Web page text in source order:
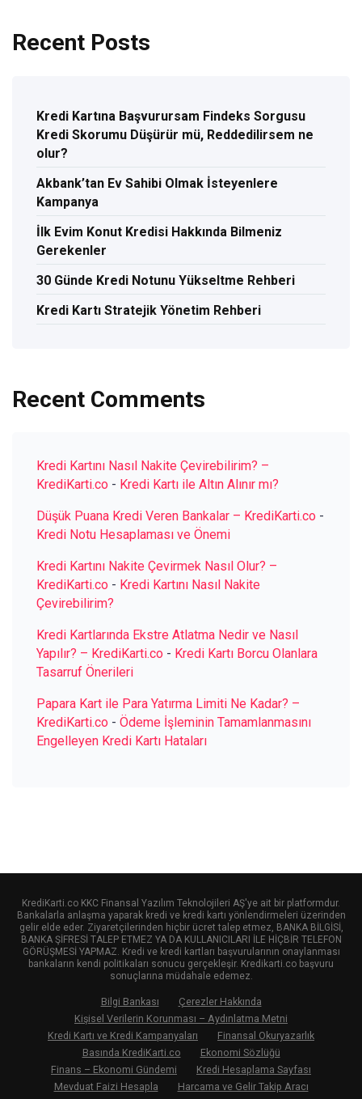
Recent Posts
Kredi Kartına Başvurursam Findeks Sorgusu
Kredi Skorumu Düşürür mü, Reddedilirsem ne
olur?
Akbank’tan Ev Sahibi Olmak İsteyenlere
Kampanya
İlk Evim Konut Kredisi Hakkında Bilmeniz
Gerekenler
30 Günde Kredi Notunu Yükseltme Rehberi
Kredi Kartı Stratejik Yönetim Rehberi
Recent Comments
Kredi Kartını Nasıl Nakite Çevirebilirim? –
KrediKarti.co - Kredi Kartı ile Altın Alınır mı?
Düşük Puana Kredi Veren Bankalar – KrediKarti.co -
Kredi Notu Hesaplaması ve Önemi
Kredi Kartını Nakite Çevirmek Nasıl Olur? –
KrediKarti.co - Kredi Kartını Nasıl Nakite
Çevirebilirim?
Kredi Kartlarında Ekstre Atlatma Nedir ve Nasıl
Yapılır? – KrediKarti.co - Kredi Kartı Borcu Olanlara
Tasarruf Önerileri
Papara Kart ile Para Yatırma Limiti Ne Kadar? –
KrediKarti.co - Ödeme İşleminin Tamamlanmasını
Engelleyen Kredi Kartı Hataları
KrediKarti.co KKC Finansal Yazılım Teknolojileri AŞ'ye ait bir platformdur.
Bankalarla anlaşma yaparak kredi ve kredi kartı yönlendirmeleri üzerinden
gelir elde eder. Ziyaretçilerinden hiçbir ücret talep etmez, BANKA BİLGİSİ,
BANKA ŞİFRESİ TALEP ETMEZ YA DA KULLANICILARI İLE HİÇBİR TELEFON
GÖRÜŞMESİ YAPMAZ. Kredi ve kredi kartları başvurularının onaylanması
bankaların kendi politikaları sonucu gerçekleşir. Kredikarti.co başvuru
sonuçlarına müdahale edemez.
Bilgi Bankası
Çerezler Hakkında
Kişisel Verilerin Korunması – Aydınlatma Metni
Kredi Kartı ve Kredi Kampanyaları
Finansal Okuryazarlık
Basında KrediKarti.co
Ekonomi Sözlüğü
Finans – Ekonomi Gündemi
Kredi Hesaplama Sayfası
Mevduat Faizi Hesapla
Harcama ve Gelir Takip Aracı